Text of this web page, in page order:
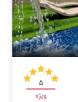
5
ویژه